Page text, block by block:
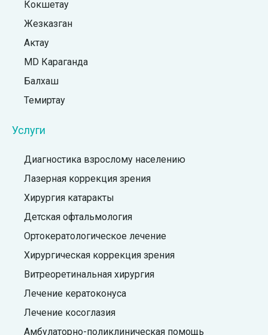
Кокшетау
Жезказган
Актау
MD Караганда
Балхаш
Темиртау
Услуги
Диагностика взрослому населению
Лазерная коррекция зрения
Хирургия катаракты
Детская офтальмология
Ортокератологическое лечение
Хирургическая коррекция зрения
Витреоретинальная хирургия
Лечение кератоконуса
Лечение косоглазия
Амбулаторно-поликлиническая помощь